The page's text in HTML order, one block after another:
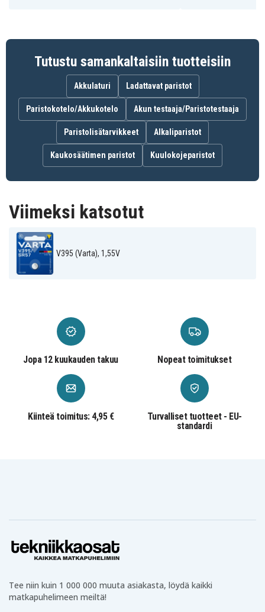
Halkaisija 9,5 mm
1162SO (Varta) 280-48 (Varta)
395A (Varta)
395X (Varta)
610 (Varta)
B-SR57L (Varta)
BS25 (Varta)
D395 (Varta)
E395 (Varta)
GP95 (Varta)
L926 (Varta)
LA (Varta)
LR57 (Varta)
LR927 (Varta)
R395/25 (Varta)
RW313 (Varta)
S926E (Varta)
SB-AP (Varta)
SB-DP (Varta)
SG7 (Varta)
SP395 (Varta)
Tutustu samankaltaisiin tuotteisiin
Akkulaturi Ladattavat paristot
Paristokotelo/Akkukotelo Akun testaaja/Paristotestaaja
Paristolisätarvikkeet Alkaliparistot
Kaukosäätimen paristot Kuulokojeparistot
Viimeksi katsotut
V395 (Varta), 1,55V
Jopa 12 kuukauden takuu Nopeat toimitukset
Kiinteä toimitus: 4,95 €
Turvalliset tuotteet - EU-
standardi
Tee niin kuin 1 000 000 muuta asiakasta, löydä kaikki
matkapuhelimeen meiltä!